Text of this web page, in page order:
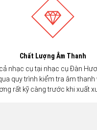
Chất Lượng Âm Thanh
nhạc cụ tại nhạc cụ Đàn
quy trình kiểm tra âm thanh
rất kỹ càng trước khi xuất